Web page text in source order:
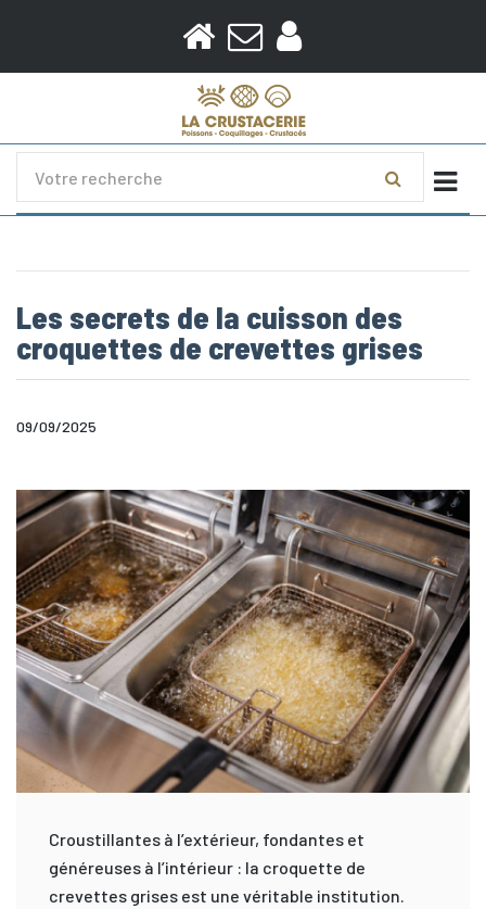
Les secrets de la cuisson des
croquettes de crevettes grises
09/09/2025
Croustillantes à l’extérieur, fondantes et
généreuses à l’intérieur : la croquette de
crevettes grises est une véritable institution.